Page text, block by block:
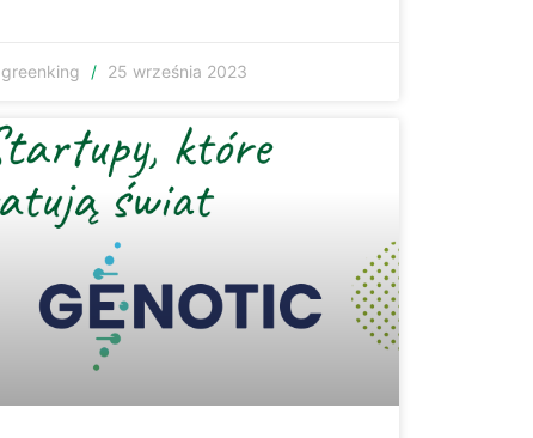
greenking 25 września 2023